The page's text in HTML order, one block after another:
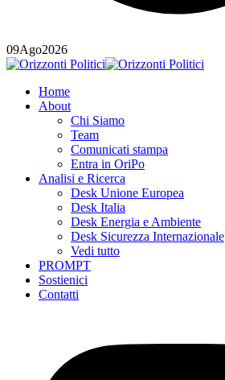
09Ago2026
Home
About
Chi Siamo
Team
Comunicati stampa
Entra in OriPo
Analisi e Ricerca
Desk Unione Europea
Desk Italia
Desk Energia e Ambiente
Desk Sicurezza Internazionale
Vedi tutto
PROMPT
Sostienici
Contatti